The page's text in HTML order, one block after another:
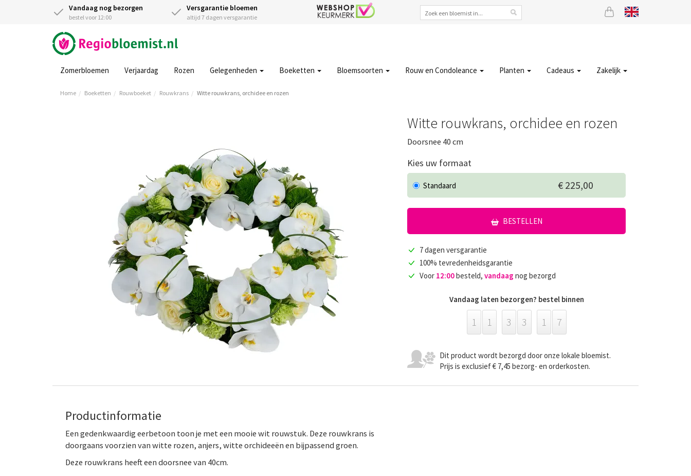
Vandaag nog bezorgen
bestel voor 12:00
Versgarantie bloemen
altijd 7 dagen versgarantie
Zomerbloemen Verjaardag Rozen Gelegenheden Boeketten Bloemsoorten Rouw en Condoleance Planten Cadeaus Zakelijk
Home Boeketten Rouwboeket Rouwkrans Witte rouwkrans, orchidee en rozen
Witte rouwkrans, orchidee en rozen
Doorsnee 40 cm
Kies uw formaat
Standaard € 225,00
BESTELLEN
7 dagen versgarantie
100% tevredenheidsgarantie
Voor 12:00besteld, vandaag nog bezorgd
Vandaag laten bezorgen? bestel binnen
1 1 3 3 1 6
Dit product wordt bezorgd door onze lokale bloemist.
Prijs is exclusief € 7,45 bezorg- en orderkosten.
Productinformatie
Een gedenkwaardig eerbetoon toon je met een mooie wit rouwstuk. Deze rouwkrans is
doorgaans voorzien van witte rozen, anjers, witte orchideeën en bijpassend groen.
Deze rouwkrans heeft een doorsnee van 40cm.